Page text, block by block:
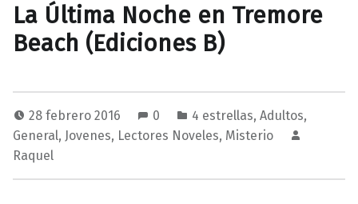
La Última Noche en Tremore
Beach (Ediciones B)
28 febrero 2016 0 4 estrellas, Adultos,
General, Jovenes, Lectores Noveles, Misterio
Raquel